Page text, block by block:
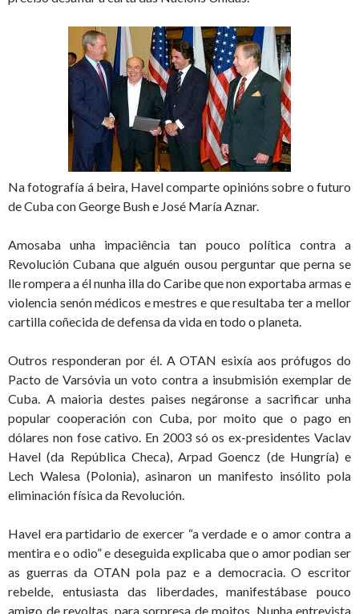
Na fotografía á beira, Havel comparte opinións sobre o futuro
de Cuba con George Bush e José María Aznar.
Amosaba unha impaciência tan pouco política contra a
Revolución Cubana que alguén ousou perguntar que perna se
lle rompera a él nunha illa do Caribe que non exportaba armas e
violencia senón médicos e mestres e que resultaba ter a mellor
cartilla coñecida de defensa da vida en todo o planeta.
Outros responderan por él. A OTAN esixía aos prófugos do
Pacto de Varsóvia un voto contra a insubmisión exemplar de
Cuba. A maioria destes paises negáronse a sacrificar unha
popular cooperación con Cuba, por moito que o pago en
dólares non fose cativo. En 2003 só os ex-presidentes Vaclav
Havel (da República Checa), Arpad Goencz (de Hungría) e
Lech Walesa (Polonia), asinaron un manifesto insólito pola
eliminación física da Revolución.
Havel era partidario de exercer “a verdade e o amor contra a
mentira e o odio” e deseguida explicaba que o amor podian ser
as guerras da OTAN pola paz e a democracia. O escritor
rebelde, entusiasta das liberdades, manifestábase pouco
amigo de revoltas, para sorpresa de moitos. Nunha entrevista